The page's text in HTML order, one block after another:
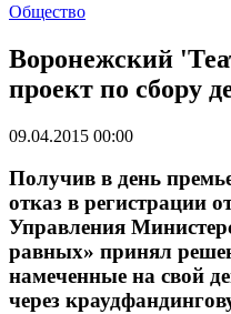
Общество
Воронежский
проект по сбору
09.04.2015 00:00
Получив в день
отказ в регистрации
Управления
равных» принял
намеченные на свой
через